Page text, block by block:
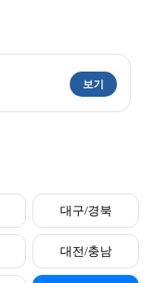
보기
대구/경북
대전/충남